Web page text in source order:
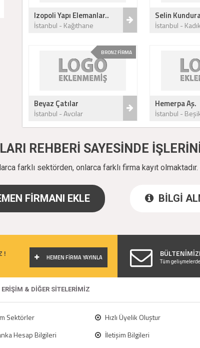
Izopoli Yapı Elemanlar..
İstanbul - Kağıthane
Selin
İstanbul -
BRONZ FİRMA
Beyaz Çatılar
İstanbul - Avcılar
Hemerpa Aş.
İstanbul -
REHBERİ SAYESİNDE
farklı sektörden, onlarca farklı firma kayıt
FİRMANI EKLE BİLGİ
! HEMEN FİRMA YAYINLA
Tüm
& DİĞER SİTELERİMİZ
Sektörler
Hızlı Üyelik Oluştur
Hesap Bilgileri
İletişim Bilgileri